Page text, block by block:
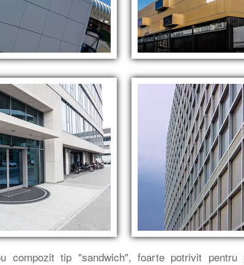
compozit tip "sandwich", foarte potrivit pentru